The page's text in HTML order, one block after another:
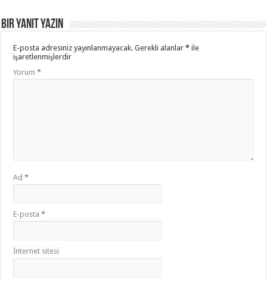
Bir yanıt yazın
E-posta adresiniz yayınlanmayacak. Gerekli alanlar* ile
işaretlenmişlerdir
Yorum*
Ad*
E-posta*
İnternet sitesi